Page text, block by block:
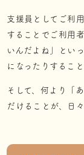
支援員としてご利
することでご利用
いんだよね」とい
になったりするこ
そして、何より「
だけることが、日